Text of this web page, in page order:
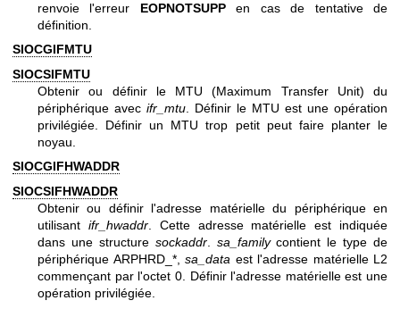
renvoie l'erreur EOPNOTSUPPen cas de tentative de
définition.
SIOCGIFMTU
SIOCSIFMTU
Obtenir ou définir le MTU (Maximum Transfer Unit) du
périphérique avec ifr_mtu . Définir le MTU est une opération
privilégiée. Définir un MTU trop petit peut faire planter le
noyau.
SIOCGIFHWADDR
SIOCSIFHWADDR
Obtenir ou définir l'adresse matérielle du périphérique en
utilisant ifr_hwaddr. Cette adresse matérielle est indiquée
dans une structure sockaddr. sa_familycontient le type de
périphérique ARPHRD_*, sa_data est l'adresse matérielle L2
commençant par l'octet 0. Définir l'adresse matérielle est une
opération privilégiée.